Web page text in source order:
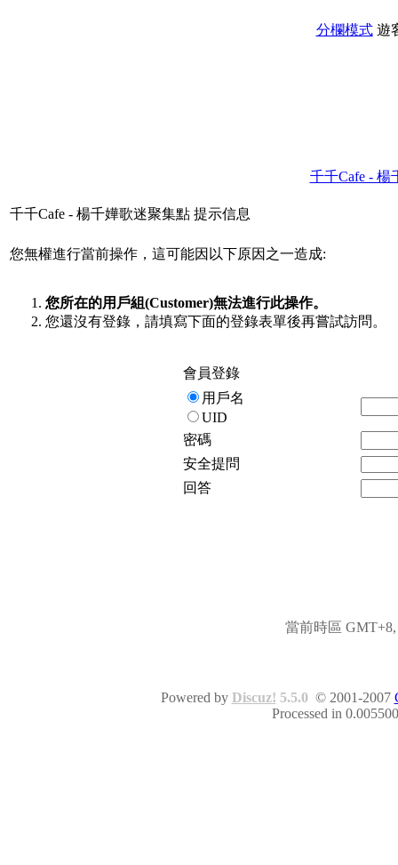
分欄模式 遊
千千Cafe - 楊
千千Cafe - 楊千嬅歌迷聚集點 提示信息
您無權進行當前操作，這可能因以下原因之一造成:
您所在的用戶組(Customer)無法進行此操作。
您還沒有登錄，請填寫下面的登錄表單後再嘗試訪問。
會員登錄
用戶名
UID
密碼
安全提問
回答
當前時區 GMT+8,
Powered by Discuz! 5.5.0 © 2001-2007
Processed in